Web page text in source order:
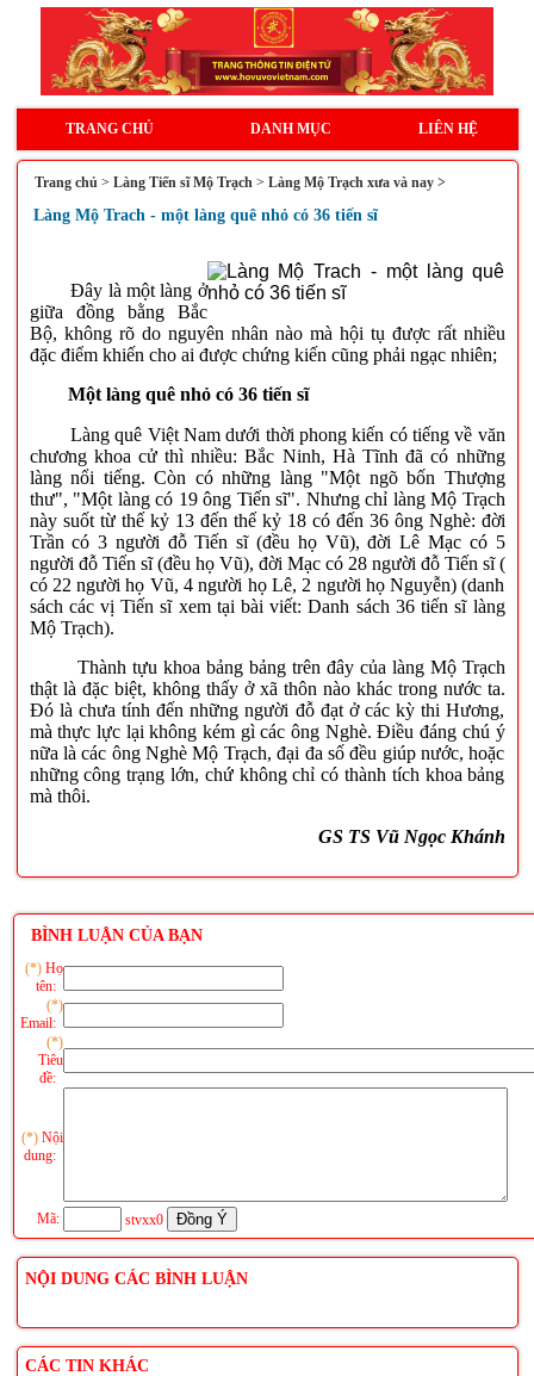
TRANG CHỦ DANH MỤC LIÊN HỆ
Trang chủ > Làng Tiến sĩ Mộ Trạch> Làng Mộ Trạch xưa và nay >
Làng Mộ Trach - một làng quê nhỏ có 36 tiến sĩ
Đây là một làng ở
giữa đồng bằng Bắc
Bộ, không rõ do nguyên nhân nào mà hội tụ được rất nhiều
đặc điểm khiến cho ai được chứng kiến cũng phải ngạc nhiên;
Một làng quê nhỏ có 36 tiến sĩ
Làng quê Việt Nam dưới thời phong kiến có tiếng về văn
chương khoa cử thì nhiều: Bắc Ninh, Hà Tĩnh đã có những
làng nổi tiếng. Còn có những làng "Một ngõ bốn Thượng
thư", "Một làng có 19 ông Tiến sĩ". Nhưng chỉ làng Mộ Trạch
này suốt từ thế kỷ 13 đến thế kỷ 18 có đến 36 ông Nghè: đời
Trần có 3 người đỗ Tiến sĩ (đều họ Vũ), đời Lê Mạc có 5
người đỗ Tiến sĩ (đều họ Vũ), đời Mạc có 28 người đỗ Tiến sĩ (
có 22 người họ Vũ, 4 người họ Lê, 2 người họ Nguyễn) (danh
sách các vị Tiến sĩ xem tại bài viết: Danh sách 36 tiến sĩ làng
Mộ Trạch).
Thành tựu khoa bảng bảng trên đây của làng Mộ Trạch
thật là đặc biệt, không thấy ở xã thôn nào khác trong nước ta.
Đó là chưa tính đến những người đỗ đạt ở các kỳ thi Hương,
mà thực lực lại không kém gì các ông Nghè. Điều đáng chú ý
nữa là các ông Nghè Mộ Trạch, đại đa số đều giúp nước, hoặc
những công trạng lớn, chứ không chỉ có thành tích khoa bảng
mà thôi.
GS TS Vũ Ngọc Khánh
BÌNH LUẬN CỦA BẠN
(*) Họ
tên:
(*)
Email:
(*)
Tiêu
đề:
(*) Nội
dung:
Mã: stvxx0
NỘI DUNG CÁC BÌNH LUẬN
CÁC TIN KHÁC